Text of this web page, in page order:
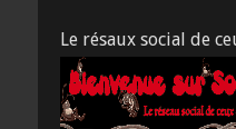
Le résaux social de